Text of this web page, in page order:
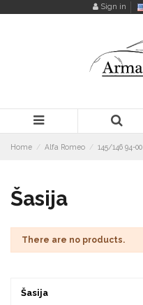
Sign in
Home Alfa Romeo 145/146 94-00
Šasija
There are no products.
Šasija